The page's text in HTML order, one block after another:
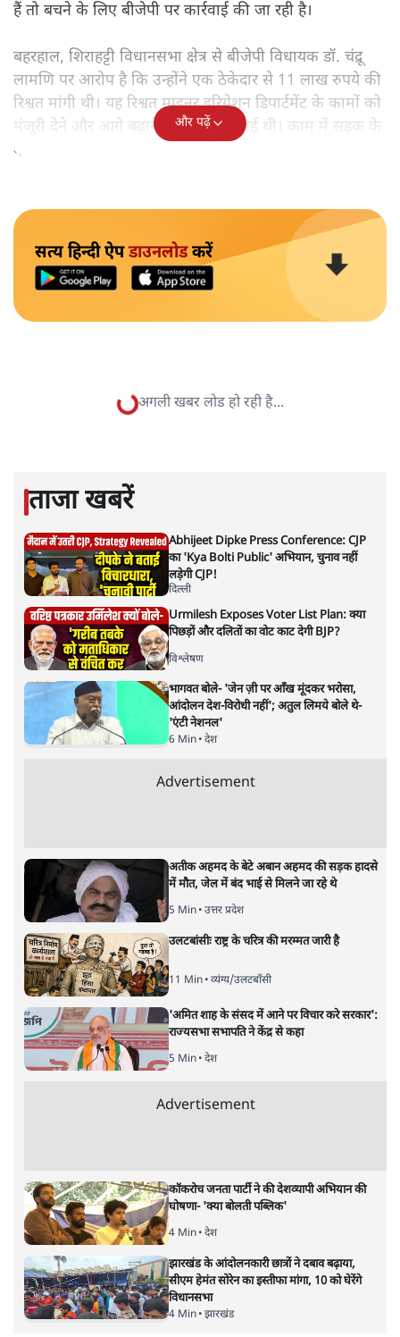
हैं तो बचने के लिए बीजेपी पर कार्रवाई की जा रही है।
बहरहाल, शिराहट्टी विधानसभा क्षेत्र से बीजेपी विधायक डॉ. चंद्रू
लामणि पर आरोप है कि उन्होंने एक ठेकेदार से 11 लाख रुपये की
रिश्वत मांगी थी। यह रिश्वत माइनर इरिगेशन डिपार्टमेंट के कामों को
मंजूरी देने और आगे बढ़ाने के लिए मांगी गई थी। काम में सड़क के
दोनों तरफ रिटेनिंग वॉल बनाना शामिल था।
और पढ़ें
सत्य हिन्दी ऐपडाउनलोडकरें
विरोधी’ नहीं, सम्मान की बात!
यूथ कांग्रेस प्रोटेस्ट
वंदिता मिश्रा
यूथ कांग्रेस के विरोध-प्रदर्शन को ‘देश-विरोधी’ कहने पर सियासी
बहस तेज है। क्या असहमति लोकतंत्र का हिस्सा नहीं है? संवैधानिक
मिश्रा का साप्ताहिक कॉलम।
एक दौर था जब भारत
200 सालों की ग़ुलामी के बाद आज़ाद हुआ
देश था। भारत को सब कुछ शुरू से बनाना था। आर.सी. दत्त,
एम.जी. रानाडे और दादाभाई नौरोजी ने भारत में अंग्रेज़ों द्वारा की
गई आर्थिक लूट का व्यापक अध्ययन किया था। जब देश आज़ाद
हुआ तब भारत के पास अथाह ग़रीबी, बीमारियों से पीड़ित
अनगिनत लोग, व्यापक अशिक्षा जैसी गंभीर समस्याएं और
चुनौतियाँ थीं। मुट्ठी भर की भारत की जीडीपी से ना मजबूत सेना
बनाई जा सकती थी, न ही बड़े अस्पताल और शिक्षण संस्थान बनाये
जा सकते थे, इसके बावजूद महात्मा गांधी के उत्तराधिकारी और
उपलब्धि हासिल की, उतनी उपलब्धि उनके आगे आने वाली
और BARC जैसे संस्थानों ने देश की सुरक्षा में नए आयाम जोड़े।
उभरते और संभलते भारत को, जो युद्ध लड़ने के लिए बिल्कुल तैयार
नहीं था क्योंकि उसके पास पर्याप्त संसाधन नहीं थे, 25 सालों के
छोटे से अंतराल में ही तीन-तीन युद्ध लड़ने पड़ गए। इतनी चुनौतियों
के बाद भी उस समय भारत को कोई अपमानित नहीं कर सका।
भले ही भारत चीन के साथ युद्ध हार गया हो, भले ही अपने देश के